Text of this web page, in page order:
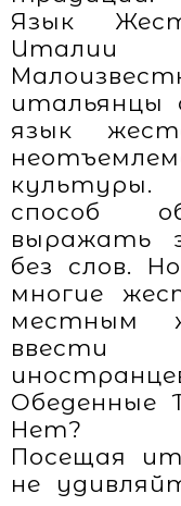
Язык
Италии
итальянцы
язык
способ
выражать
без слов.
многие
местным
ввести
Обеденные
Нет?
Посещая
не